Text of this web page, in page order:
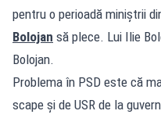
pentru o perioadă miniștrii
Bolojan să plece. Lui Ilie
Bolojan.
Problema în PSD este că
scape și de USR de la